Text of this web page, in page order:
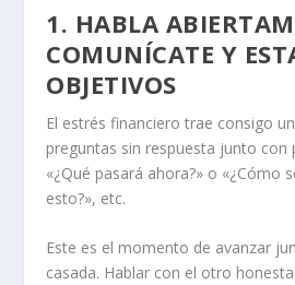
1. HABLA
COMUNÍCATE Y
OBJETIVOS
El estrés financiero trae consigo
preguntas sin respuesta junto con
«¿Qué pasará ahora?» o «¿Cómo
esto?», etc.
Este es el momento de avanzar
casada. Hablar con el otro